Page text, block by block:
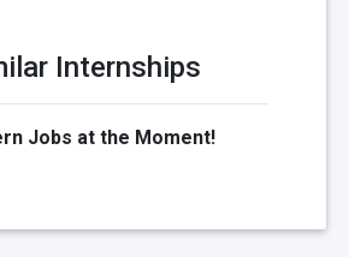
Internships
Jobs at the Moment!